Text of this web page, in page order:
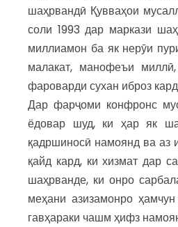
шаҳрвандӣ Қувваҳои
соли 1993 дар маркази
миллиамон ба як нерӯи
малакат, манофеъи
фароварди сухан иброз
Дар фарҷоми конфронс
ёдовар шуд, ки ҳар як
қадршиносӣ намоянд ва аз
қайд кард, ки хизмат дар
шаҳрванде, ки онро
меҳани азизамонро
гавҳараки чашм ҳифз